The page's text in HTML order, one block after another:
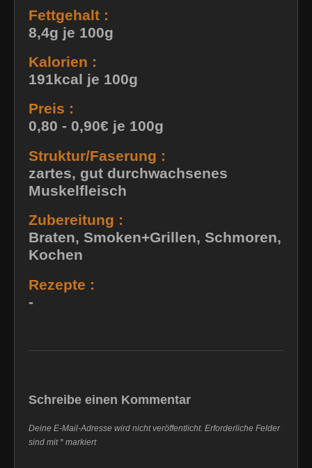
Fettgehalt :
8,4g je 100g
Kalorien :
191kcal je 100g
Preis :
0,80 - 0,90€ je 100g
Struktur/Faserung :
zartes, gut durchwachsenes
Muskelfleisch
Zubereitung :
Braten, Smoken+Grillen, Schmoren,
Kochen
Rezepte :
-
Schreibe einen Kommentar
Deine E-Mail-Adresse wird nicht veröffentlicht. Erforderliche Felder
sind mit * markiert